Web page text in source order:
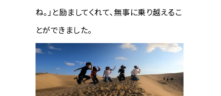
ね。」と励ましてくれて、無事に乗り越えるこ
とができました。